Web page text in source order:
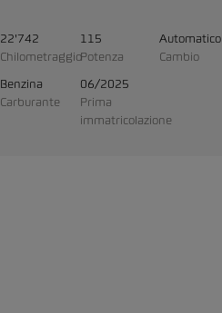
22'742
Chilometraggio
115
Potenza
Automatico
Cambio
Benzina
Carburante
06/2025
Prima
immatricolazione